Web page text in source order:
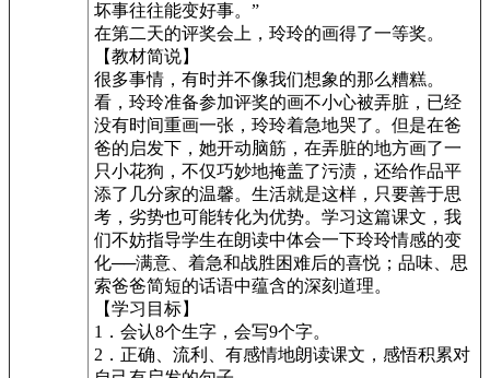
坏事往往能变好事。”
在第二天的评奖会上，玲玲的画得了一等奖。
【教材简说】
很多事情，有时并不像我们想象的那么糟糕。
看，玲玲准备参加评奖的画不小心被弄脏，已经
没有时间重画一张，玲玲着急地哭了。但是在爸
爸的启发下，她开动脑筋，在弄脏的地方画了一
只小花狗，不仅巧妙地掩盖了污渍，还给作品平
添了几分家的温馨。生活就是这样，只要善于思
考，劣势也可能转化为优势。学习这篇课文，我
们不妨指导学生在朗读中体会一下玲玲情感的变
化──满意、着急和战胜困难后的喜悦；品味、思
索爸爸简短的话语中蕴含的深刻道理。
【学习目标】
1．会认8个生字，会写9个字。
2．正确、流利、有感情地朗读课文，感悟积累对